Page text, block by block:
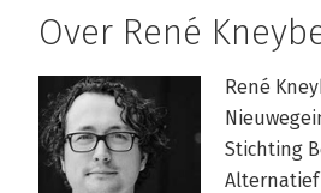
Over René
René
Stichting
Alternatief